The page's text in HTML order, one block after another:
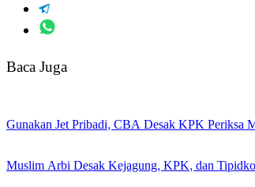
Baca Juga
Gunakan Jet Pribadi, CBA Desak KPK Periksa
Muslim Arbi Desak Kejagung, KPK, dan